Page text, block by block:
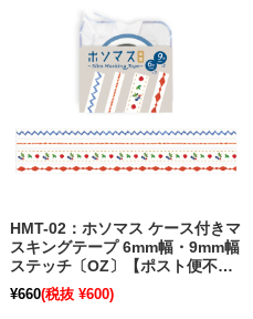
HMT-02：ホソマス ケース付きマ
スキングテープ 6mm幅・9mm幅
ステッチ〔OZ〕【ポスト便不
可】【旧パッケージ】
¥660(税抜 ¥600)